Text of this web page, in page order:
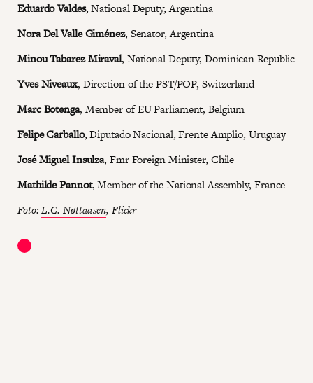
Eduardo Valdes, National Deputy, Argentina
Nora Del Valle Giménez, Senator, Argentina
Minou Tabarez Miraval, National Deputy, Dominican Republic
Yves Niveaux, Direction of the PST/POP, Switzerland
Marc Botenga, Member of EU Parliament, Belgium
Felipe Carballo, Diputado Nacional, Frente Amplio, Uruguay
José Miguel Insulza, Fmr Foreign Minister, Chile
Mathilde Pannot, Member of the National Assembly, France
Foto:L.C. Nøttaasen, Flickr